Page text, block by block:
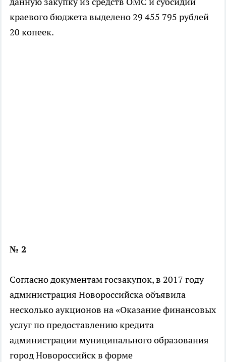
краевого бюджета выделено 29 455 795 рублей
20 копеек.
№ 2
Согласно документам госзакупок, в 2017 году
администрация Новороссийска объявила
несколько аукционов на «Оказание финансовых
услуг по предоставлению кредита
администрации муниципального образования
город Новороссийск в форме